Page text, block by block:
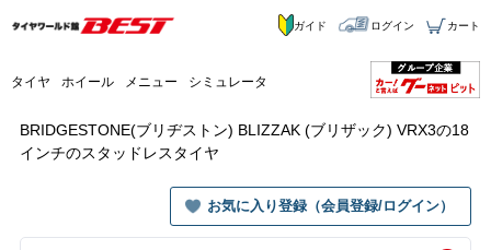
タイヤ ホイール メニュー シミュレータ
ガイド ログイン カート
BRIDGESTONE(ブリヂストン) BLIZZAK (ブリザック) VRX3の18
インチのスタッドレスタイヤ
お気に入り登録（会員登録/ログイン）